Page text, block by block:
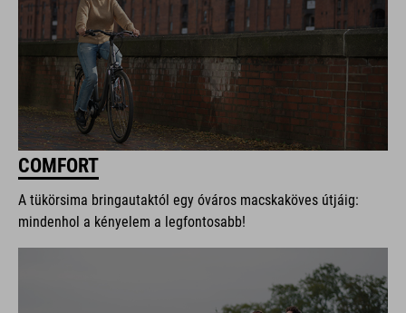
COMFORT
A tükörsima bringautaktól egy óváros macskaköves útjáig:
mindenhol a kényelem a legfontosabb!